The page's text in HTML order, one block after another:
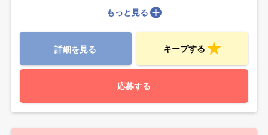
もっと見る
詳細を見る キープする
応募する